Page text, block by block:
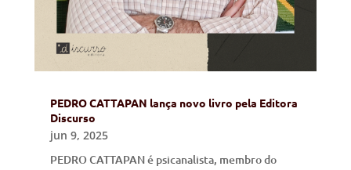
PEDRO CATTAPAN lança novo livro pela Editora
Discurso
jun 9, 2025
PEDRO CATTAPAN é psicanalista, membro do